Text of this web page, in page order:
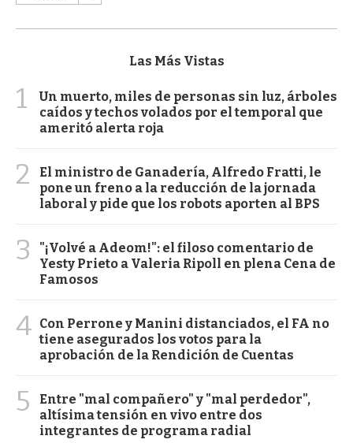
Las Más Vistas
1
Un muerto, miles de personas sin luz, árboles
caídos y techos volados por el temporal que
ameritó alerta roja
2
El ministro de Ganadería, Alfredo Fratti, le
pone un freno a la reducción de la jornada
laboral y pide que los robots aporten al BPS
3
"¡Volvé a Adeom!": el filoso comentario de
Yesty Prieto a Valeria Ripoll en plena Cena de
Famosos
4 Con Perrone y Manini distanciados, el FA no
tiene asegurados los votos para la
aprobación de la Rendición de Cuentas
5
Entre "mal compañero" y "mal perdedor",
altísima tensión en vivo entre dos
integrantes de programa radial